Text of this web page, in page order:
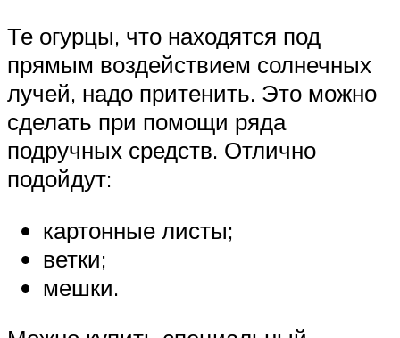
Те огурцы, что находятся под
прямым воздействием солнечных
лучей, надо притенить. Это можно
сделать при помощи ряда
подручных средств. Отлично
подойдут:
картонные листы;
ветки;
мешки.